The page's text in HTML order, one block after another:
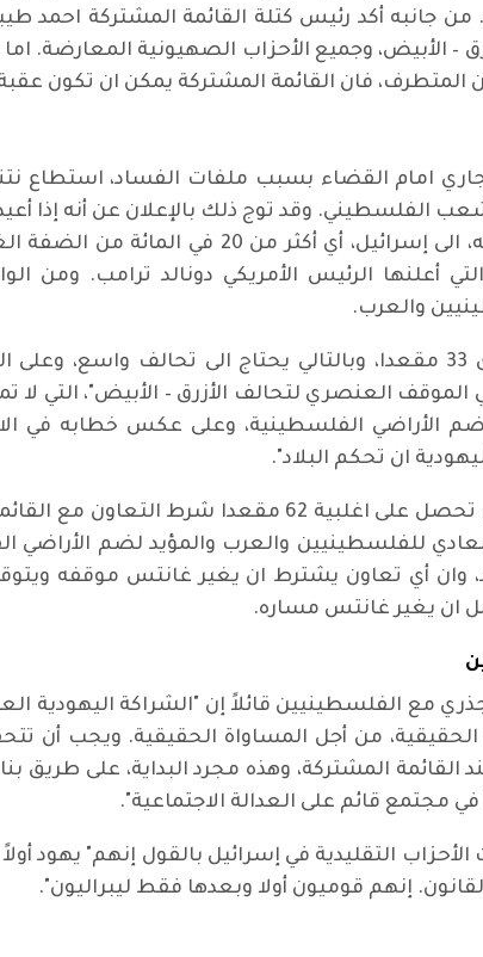
الى هدفه. من جانبه أكد رئيس كتلة القائمة
– الأبيض، وجميع الأحزاب الصهيونية المعارضة.
المتطرف، فان القائمة المشتركة يمكن ان تكون
من انه سيقف في 17 اذار الجاري امام القضاء بسبب ملفات
الفلسطيني. وقد توج ذلك بالإعلان عن أنه إذا
الأراضي الفلسطينية ووادي الأردن بأكمله،
أعلنها الرئيس الأمريكي دونالد ترامب. ومن
والعرب.
ولم يحقق تحالف الازرق – الأبيض سوى 33 مقعدا، وبالتالي يحتاج
العنصري لتحالف الأزرق – الأبيض"، التي لا
الأراضي الفلسطينية، وعلى عكس خطابه في
ان تحكم البلاد".
للفلسطينيين والعرب والمؤيد لضم الأراضي
وان أي تعاون يشترط ان يغير غانتس موقفه
ان يغير غانتس مساره.
مع الفلسطينيين قائلاً إن "الشراكة اليهودية
الحقيقية، من أجل المساواة الحقيقية. ويجب أن
القائمة المشتركة، وهذه مجرد البداية، على
قائم على العدالة الاجتماعية".
التقليدية في إسرائيل بالقول إنهم" يهود
إنهم قوميون أولا وبعدها فقط ليبراليون".
غادرة تغتال ناشطَيْن بارزَين في ميسان